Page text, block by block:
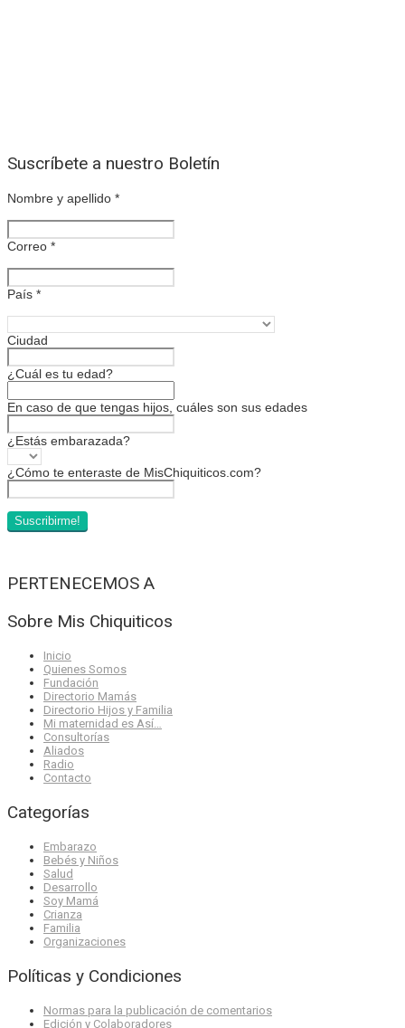
Suscríbete a nuestro Boletín
Nombre y apellido *
Correo *
País *
Ciudad
¿Cuál es tu edad?
En caso de que tengas hijos, cuáles son sus edades
¿Estás embarazada?
¿Cómo te enteraste de MisChiquiticos.com?
PERTENECEMOS A
Sobre Mis Chiquiticos
Inicio
Quienes Somos
Fundación
Directorio Mamás
Directorio Hijos y Familia
Mi maternidad es Así…
Consultorías
Aliados
Radio
Contacto
Categorías
Embarazo
Bebés y Niños
Salud
Desarrollo
Soy Mamá
Crianza
Familia
Organizaciones
Políticas y Condiciones
Normas para la publicación de comentarios
Edición y Colaboradores